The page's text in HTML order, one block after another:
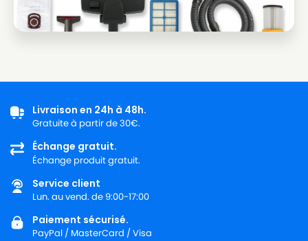
Livraison en 24h à 48h.
Gratuite à partir de 30€.
Échange gratuit.
Échange produit gratuit.
Service client
Lun. au vend. de 9:00-17:00
Paiement sécurisé.
PayPal / MasterCard / Visa